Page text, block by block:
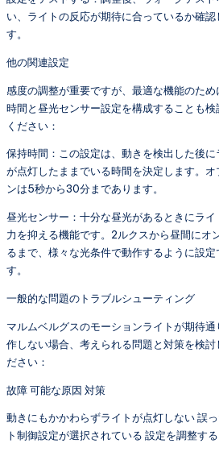
い、ライトの反応が期待に合っているか確認
す。
他の関連設定
感度の調整が重要ですが、最適な機能のため
時間と昼光センサー設定を構成することも検
ください：
保持時間：この設定は、動きを検出した後に
が点灯したままでいる時間を決定します。オ
ンは5秒から30分まであります。
昼光センサー：十分な昼光があるときにライ
力を抑える機能です。2ルクスから昼間にオ
るまで、様々な光条件で動作するように設定
す。
一般的な問題のトラブルシューティング
マルムベルグスのモーションライトが期待通
作しない場合、考えられる問題と対策を検討
ださい：
故障 可能な原因 対策
動きにもかかわらずライトが点灯しない 誤
ト制御設定が選択されている 設定を調整する